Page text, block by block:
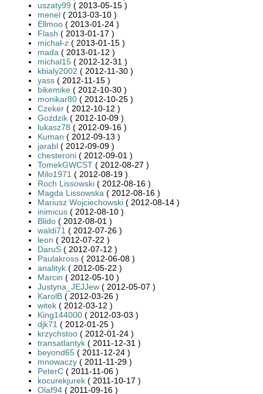
uszaty99 ( 2013-05-15 )
menel ( 2013-03-10 )
Ellmoo ( 2013-01-24 )
Flash ( 2013-01-17 )
michał-z ( 2013-01-15 )
mada ( 2013-01-12 )
michal15 ( 2012-12-31 )
kbialy2002 ( 2012-11-30 )
yass ( 2012-11-15 )
bikemike ( 2012-10-30 )
monikar80 ( 2012-10-25 )
Czeker ( 2012-10-12 )
Goździk ( 2012-10-09 )
lukasz78 ( 2012-09-16 )
Kuman ( 2012-09-13 )
jarabl ( 2012-09-09 )
chesteroni ( 2012-09-01 )
TomekGWCST ( 2012-08-27 )
Milo1971 ( 2012-08-19 )
Roch Lissowski ( 2012-08-16 )
Magda Lissowska ( 2012-08-16 )
Mariusz Wojciechowski ( 2012-08-14 )
inimicus ( 2012-08-10 )
Blido ( 2012-08-01 )
waldi71 ( 2012-07-26 )
leon ( 2012-07-22 )
DaruS ( 2012-07-12 )
Paulakross ( 2012-06-08 )
analityk ( 2012-05-22 )
Marcin ( 2012-05-10 )
Justyna_JEJJew ( 2012-05-07 )
KarolB ( 2012-03-26 )
witek ( 2012-03-12 )
King144000 ( 2012-03-03 )
djk71 ( 2012-01-25 )
krzychstoo ( 2012-01-24 )
transatlantyk ( 2011-12-31 )
beyond65 ( 2011-12-24 )
mnowaczy ( 2011-11-29 )
PeterC ( 2011-11-06 )
kocurekjurek ( 2011-10-17 )
Olaf94 ( 2011-09-16 )